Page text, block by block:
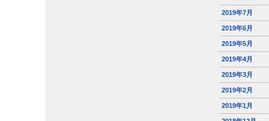
2019年7月
2019年6月
2019年5月
2019年4月
2019年3月
2019年2月
2019年1月